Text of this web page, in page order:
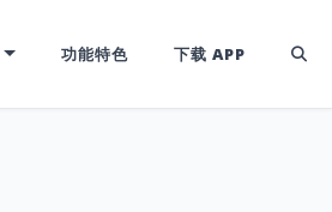
功能特色 下载 APP